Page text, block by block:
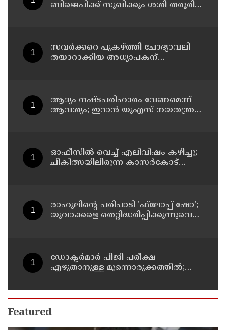
ബിജെപിക്ക് സുഖിക്കും ശശി തരൂരിന്
സവര്‍ക്കറെ പുകഴ്ത്തി ചോദ്യാവലി
തയാറാക്കിയ അധ്യാപകന്
ആദ്യം നഷ്ടപരിഹാരം വേണമെന്ന്
ആവശ്യം; ഇറാന്‍ യുഎസ് നയതന്ത്ര
ഓഫീസില്‍ വെച്ച് എലിവിഷം കഴിച്ചു;
ചികിത്സയിലിരുന്ന കാസര്‍കോട്
രാഹുലിന്റെ പരിപാടി 'ഫ്‌ലോപ്പ് ഷോ';
യുവാക്കളെ തെറ്റിദ്ധരിപ്പിക്കുന്നുവെന്ന്
ഡോക്ടര്‍മാര്‍ പിജി പരീക്ഷ
എഴുതാനുള്ള മുന്നൊരുക്കത്തില്‍;
കുടുംബാരോഗ്യ കേന്ദ്രം അടച്ചുപൂട്ടി
Featured